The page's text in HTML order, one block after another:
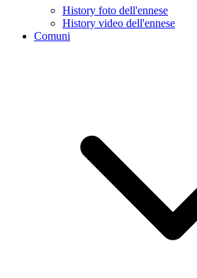
History foto dell'ennese
History video dell'ennese
Comuni